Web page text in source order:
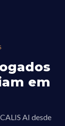
em
AI desde